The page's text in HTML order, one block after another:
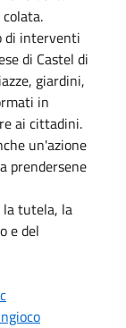
di interventi
di Castel di
giardini,
in
ai cittadini.
un'azione
prendersene
la tutela, la
e del